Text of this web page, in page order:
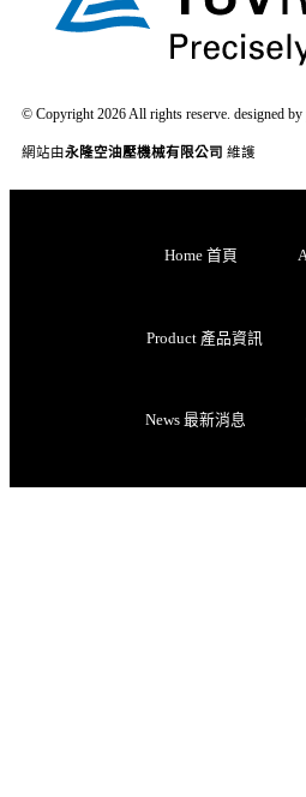
© Copyright 2026 All rights reserve. designed by
網站由永隆空油壓機械有限公司 維護
Home 首頁
Product 產品資訊
News 最新消息